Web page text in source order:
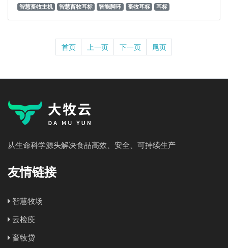
智慧畜牧主机 智慧畜牧耳标 智能脚环 畜牧耳标 耳标
首页 上一页 下一页 尾页
从生命科学源头解决食品高效、安全、可持续生产
友情链接
智慧牧场
云检疫
畜牧贷